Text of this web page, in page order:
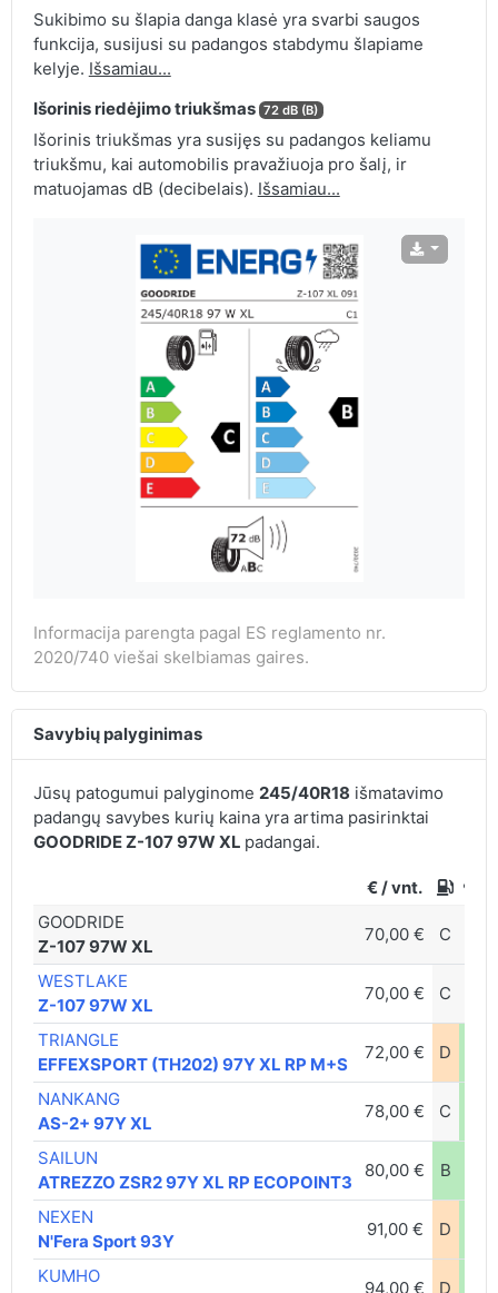
Sukibimo su šlapia danga klasė yra svarbi saugos
funkcija, susijusi su padangos stabdymu šlapiame
kelyje. Išsamiau...
Išorinis riedėjimo triukšmas 72 dB (B)
Išorinis triukšmas yra susijęs su padangos keliamu
triukšmu, kai automobilis pravažiuoja pro šalį, ir
matuojamas dB (decibelais). Išsamiau...
Informacija parengta pagal ES reglamento nr.
2020/740 viešai skelbiamas gaires.
Savybių palyginimas
Jūsų patogumui palyginome 245/40R18 išmatavimo
padangų savybes kurių kaina yra artima pasirinktai
GOODRIDE Z-107 97W XL padangai.
€ / vnt.
GOODRIDE
Z-107 97W XL
70,00 € C
WESTLAKE
Z-107 97W XL
70,00 € C
TRIANGLE
EFFEXSPORT (TH202) 97Y XL RP M+S
72,00 € D
NANKANG
AS-2+ 97Y XL
78,00 € C
SAILUN
ATREZZO ZSR2 97Y XL RP ECOPOINT3
80,00 € B
NEXEN
N'Fera Sport 93Y
91,00 € D
KUMHO
94,00 € D